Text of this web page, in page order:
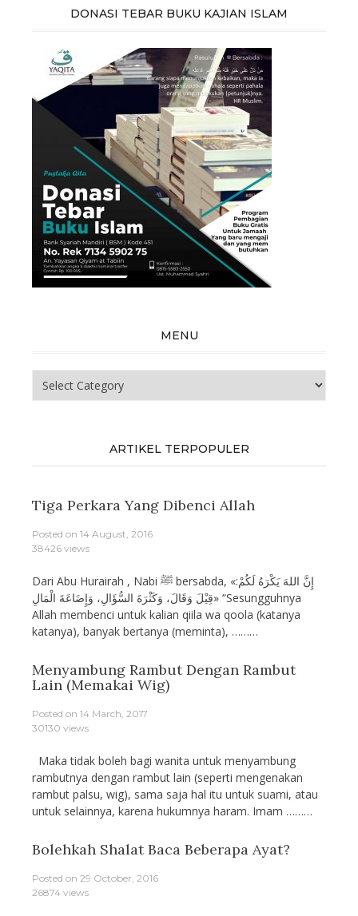
DONASI TEBAR BUKU KAJIAN ISLAM
MENU
Menu
ARTIKEL TERPOPULER
Tiga Perkara Yang Dibenci Allah
Posted on 14 August, 2016
38426 views
Dari Abu Hurairah , Nabi ﷺ bersabda, «إِنَّ اللهَ يَكْرَهُ لَكُمْ:
قِيْلَ وَقَالَ، وَكَثْرَةَ السُّؤَالِ، وَإِضَاعَةَ الْمَالِ» “Sesungguhnya
Allah membenci untuk kalian qiila wa qoola (katanya
katanya), banyak bertanya (meminta), ………
Menyambung Rambut Dengan Rambut
Lain (Memakai Wig)
Posted on 14 March, 2017
30130 views
Maka tidak boleh bagi wanita untuk menyambung
rambutnya dengan rambut lain (seperti mengenakan
rambut palsu, wig), sama saja hal itu untuk suami, atau
untuk selainnya, karena hukumnya haram. Imam ………
Bolehkah Shalat Baca Beberapa Ayat?
Posted on 29 October, 2016
26874 views